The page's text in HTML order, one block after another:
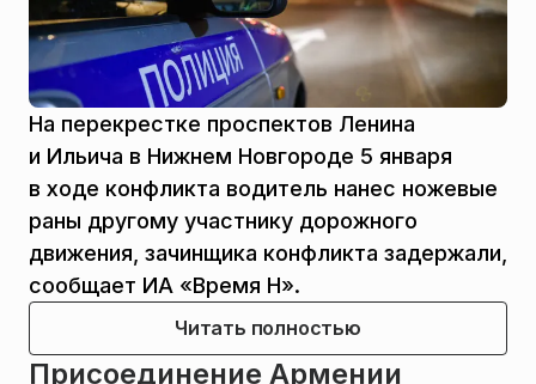
На перекрестке проспектов Ленина
и Ильича в Нижнем Новгороде 5 января
в ходе конфликта водитель нанес ножевые
раны другому участнику дорожного
движения, зачинщика конфликта задержали,
сообщает ИА «Время Н».
Читать полностью
Присоединение Армении